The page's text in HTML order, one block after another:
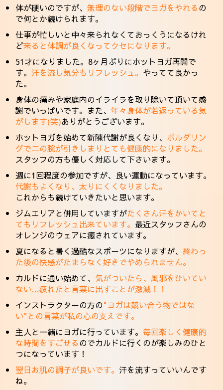
体が硬いのですが、無理のない段階でヨガをやれるの
で何とか続けられます。
仕事が忙しいと中々来られなくておっくうになるけれ
ど来ると体調が良くなってクセになります。
51才になりました。8ヶ月ぶりにホットヨガ再開で
す。汗を流し気分もリフレッシュ。 やってて良かっ
た。
身体の痛みや家庭内のイライラを取り除いて頂いて感
謝でいっぱいです。また、年々身体が若返っている気
がします(笑)ありがとうございます。
ホットヨガを始めて新陳代謝が良くなり、 ボルダリン
グで二の腕が引きしまりとても健康的になりました。
スタッフの方も優しく対応して下さいます。
週に1回程度の参加ですが、良い運動になっています。
代謝もよくなり、太りにくくなりました。
これからも続けていきたいと思います。
ジムエリアと併用していますがたくさん汗をかいてと
てもリフレッシュ出来ています。 最近スタッフさんの
オレンジのウェアに癒されています。
夏になると暑く過酷なスポーツになりますが、 終わっ
た後の快感がたまらなく好きでやめられません。
カルドに通い始めて、 気がついたら、風邪をひいてい
ない…疲れたと言葉に出すことが激減！！
インストラクターの方の"ヨガは競い合う物ではな
い"との言葉が私の心の支えです。
主人と一緒にヨガに行っています。 毎回楽しく健康的
な時間をすごせるのでカルドに行くのが楽しみのひと
つになっています！
翌日お肌の調子が良いです。汗を流すっていいんです
ね。